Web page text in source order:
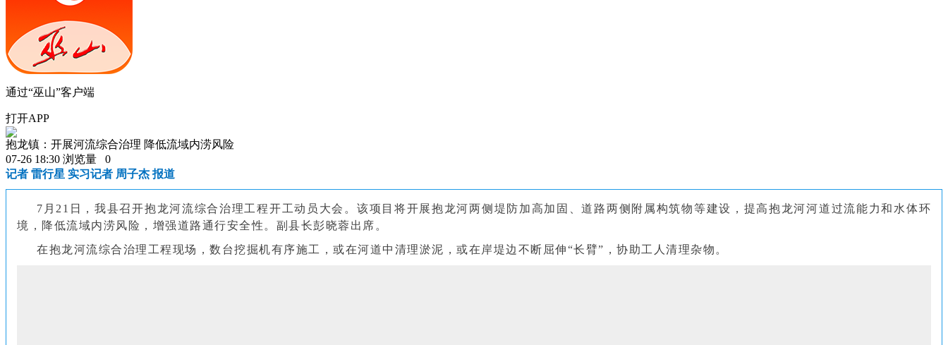
通过“巫山”客户端
打开APP
抱龙镇：开展河流综合治理 降低流域内涝风险
07-26 18:30 浏览量 0
记者 雷行星 实习记者 周子杰 报道
7月21日，我县召开抱龙河流综合治理工程开工动员大会。该项目将开展抱龙河两侧堤防加高加固、道路两侧附属构筑物等建设，提高抱龙河河道过流能力和水体环
境，降低流域内涝风险，增强道路通行安全性。副县长彭晓蓉出席。
在抱龙河流综合治理工程现场，数台挖掘机有序施工，或在河道中清理淤泥，或在岸堤边不断屈伸“长臂”，协助工人清理杂物。